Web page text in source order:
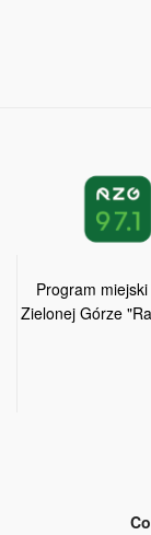
Program
Zielonej Górze